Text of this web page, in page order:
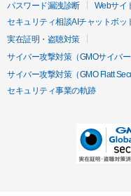
パスワード漏洩診断
Webサイ
セキュリティ相談AIチャットボッ
実在証明・盗聴対策
サイバー攻撃対策（GMOサイバ
サイバー攻撃対策（GMO Flatt
セキュリティ事業の軌跡